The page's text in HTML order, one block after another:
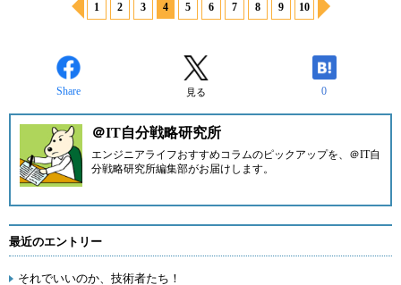
1 2 3 4 5 6 7 8 9 10
Share 見る 0
＠IT自分戦略研究所
エンジニアライフおすすめコラムのピックアップを、 ＠IT自
分戦略研究所編集部がお届けします。
最近のエントリー
それでいいのか、技術者たち！